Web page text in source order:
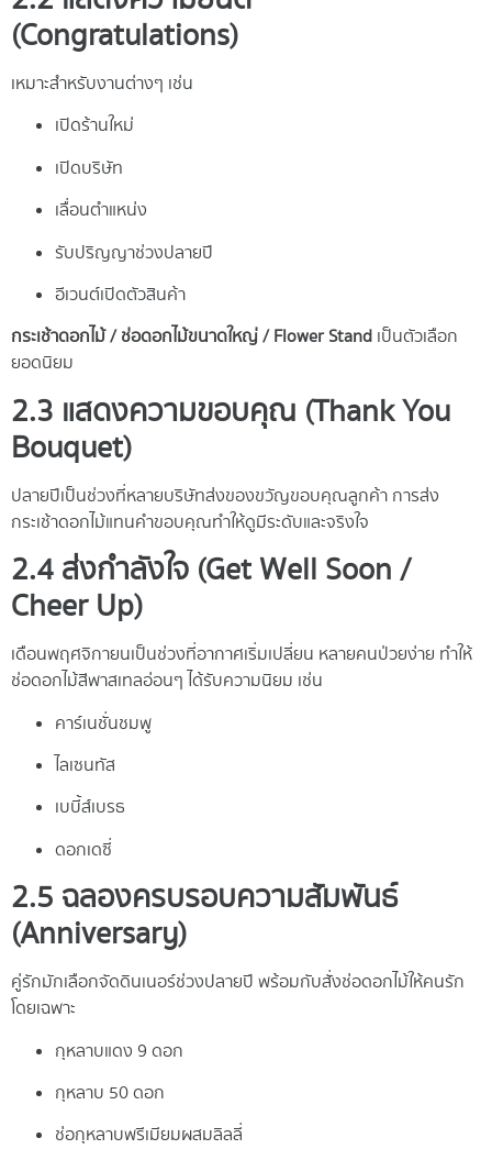
(Congratulations)
เหมาะสำหรับงานต่างๆ เช่น
เปิดร้านใหม่
เปิดบริษัท
เลื่อนตำแหน่ง
รับปริญญาช่วงปลายปี
อีเวนต์เปิดตัวสินค้า
กระเช้าดอกไม้ / ช่อดอกไม้ขนาดใหญ่ / Flower Stand เป็นตัวเลือก
ยอดนิยม
2.3 แสดงความขอบคุณ (Thank You
Bouquet)
ปลายปีเป็นช่วงที่หลายบริษัทส่งของขวัญขอบคุณลูกค้า การส่ง
กระเช้าดอกไม้แทนคำขอบคุณทำให้ดูมีระดับและจริงใจ
2.4 ส่งกำลังใจ (Get Well Soon /
Cheer Up)
เดือนพฤศจิกายนเป็นช่วงที่อากาศเริ่มเปลี่ยน หลายคนป่วยง่าย ทำให้
ช่อดอกไม้สีพาสเทลอ่อนๆ ได้รับความนิยม เช่น
คาร์เนชั่นชมพู
ไลเซนทัส
เบบี้ส์เบรธ
ดอกเดซี่
2.5 ฉลองครบรอบความสัมพันธ์
(Anniversary)
คู่รักมักเลือกจัดดินเนอร์ช่วงปลายปี พร้อมกับสั่งช่อดอกไม้ให้คนรัก
โดยเฉพาะ
กุหลาบแดง 9 ดอก
กุหลาบ 50 ดอก
ช่อกุหลาบพรีเมียมผสมลิลลี่